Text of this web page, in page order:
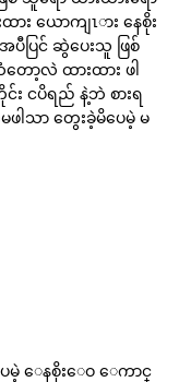
ယောကျၤား နေစိုး
ပြင် ဆွဲပေးသူ ဖြစ်
ာ့လဲ ထားထား ဖါ
း ငပိရည် နဲ့ဘဲ စားရ
မဖါသာ တွေးခဲ့မိပေမဲ့ မ
ပမဲ့ ေနစိုးေဝ ေကာင္